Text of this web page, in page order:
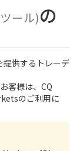
ール)の
供するトレーデ
客様は、CQ
のご利用に